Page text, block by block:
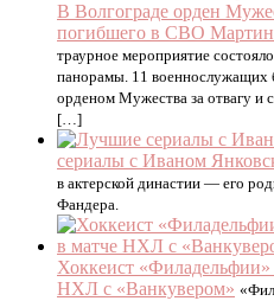
В Волгограде орден
погибшего в СВО
траурное мероприятие
панорамы. 11 военнослужащих
орденом Мужества за отвагу и
[…]
сериалы с Иваном
в актерской династии — его
Фандера.
Хоккеист
НХЛ с «Ванкувером»